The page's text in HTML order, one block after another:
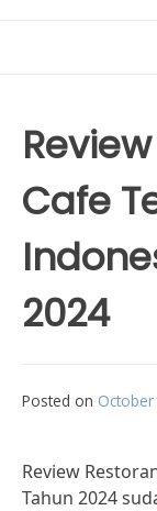
Cafe
2024
Posted on
Review
Tahun 2024